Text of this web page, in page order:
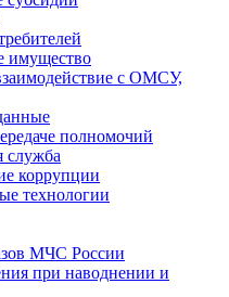
имущество
с ОМСУ,
полномочий
служба
коррупции
технологии
МЧС России
при наводнении и